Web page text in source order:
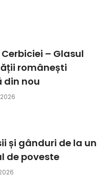
– Glasul
românești
din nou
și gânduri de la un
de poveste